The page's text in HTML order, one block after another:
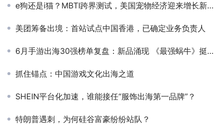
e狗还是i猫？MBTI跨界测试，美国宠物经济迎来增长新爆点
美团筹备出境：首站试点中国香港，已确定业务负责人
6月手游出海30强榜单复盘：新品涌现 《最强蜗牛》挺进收入增长榜第4
抓住锚点：中国游戏文化出海之道
SHEIN平台化加速，谁能接任“服饰出海第一品牌”？
特朗普遇刺，为何硅谷富豪纷纷站队？